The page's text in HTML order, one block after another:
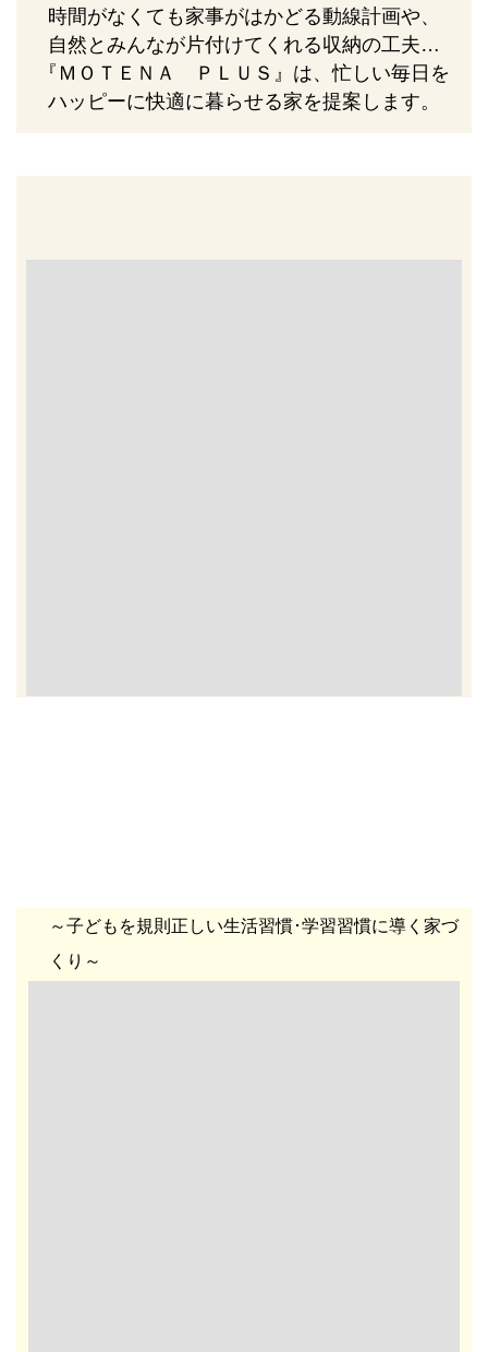
時間がなくても家事がはかどる動線計画や、
自然とみんなが片付けてくれる収納の工夫…
『ＭＯＴＥＮＡ ＰＬＵＳ』は、忙しい毎日を
ハッピーに快適に暮らせる家を提案します。
～子どもを規則正しい生活習慣･学習習慣に導く家づ
くり～